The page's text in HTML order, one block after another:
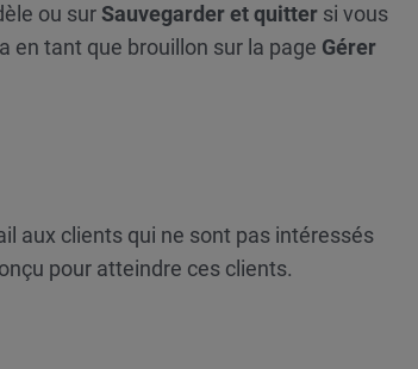
ou surSauvegarder et quitter si vous
en tant que brouillon sur la page Gérer
aux clients qui ne sont pas intéressés
pour atteindre ces clients.